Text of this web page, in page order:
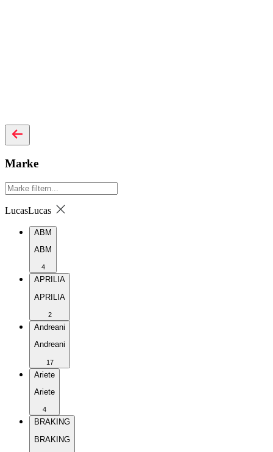
Marke
LucasLucas
ABM
ABM
4
APRILIA
APRILIA
2
Andreani
Andreani
17
Ariete
Ariete
4
BRAKING
BRAKING